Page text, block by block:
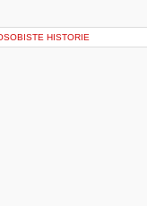
HISTORIE